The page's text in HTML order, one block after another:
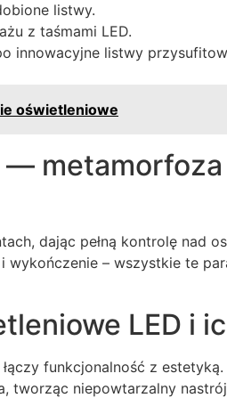
listwy.
z taśmami LED.
innowacyjne listwy
oświetleniowe
—
dając pełną kontrolę nad
wykończenie – wszystkie te
LED i
funkcjonalność z
tworząc niepowtarzalny